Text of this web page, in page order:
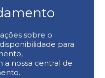
sobre o
para
nossa central de